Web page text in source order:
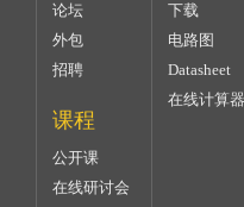
论坛
外包
招聘
课程
公开课
在线研讨会
下载
电路图
Datasheet
在线计算器